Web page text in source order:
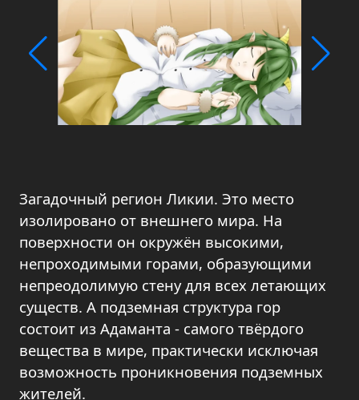
Загадочный регион Ликии. Это место
изолировано от внешнего мира. На
поверхности он окружён высокими,
непроходимыми горами, образующими
непреодолимую стену для всех летающих
существ. А подземная структура гор
состоит из Адаманта - самого твёрдого
вещества в мире, практически исключая
возможность проникновения подземных
жителей.